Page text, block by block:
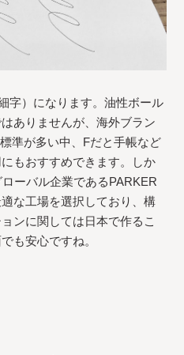
字）になります。油性ボール
ありませんが、海外ブラン
準が多い中、Fだと手帳など
もおすすめできます。しか
ーバル企業であるPARKER
な工場を選択しており、構
ンに関しては日本で作るこ
も安心ですね。